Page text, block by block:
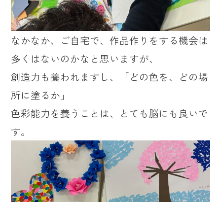
なかなか、ご自宅で、作品作りをする機会は
多くはないのかなと思いますが、
創造力も養われますし、「どの色を、どの場
所に塗るか」
色彩能力を養うことは、とても脳にも良いで
す。